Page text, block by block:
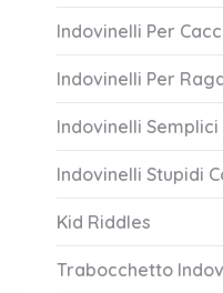
Indovinelli Per
Indovinelli Per
Indovinelli Semplici
Indovinelli Stupidi
Kid Riddles
Trabocchetto